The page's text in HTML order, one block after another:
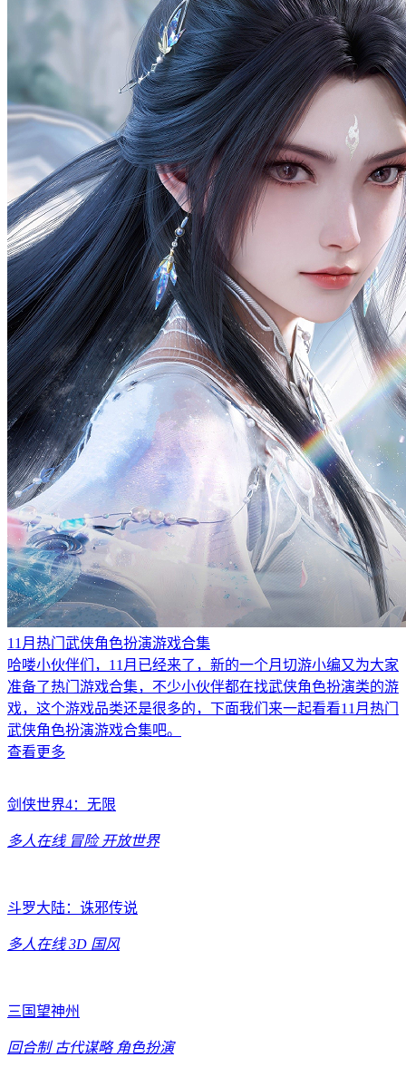
11月热门武侠角色扮演游戏合集
哈喽小伙伴们，11月已经来了，新的一个月切游小编又为大家
准备了热门游戏合集，不少小伙伴都在找武侠角色扮演类的游
戏，这个游戏品类还是很多的，下面我们来一起看看11月热门
武侠角色扮演游戏合集吧。
查看更多
剑侠世界4：无限
多人在线 冒险 开放世界
斗罗大陆：诛邪传说
多人在线 3D 国风
三国望神州
回合制 古代谋略 角色扮演